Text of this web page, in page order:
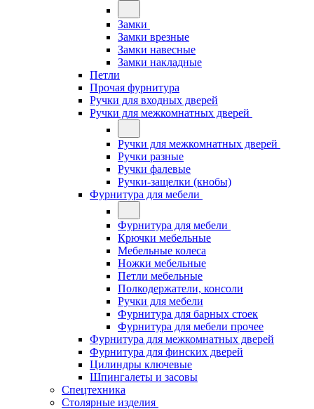
Замки
Замки врезные
Замки навесные
Замки накладные
Петли
Прочая фурнитура
Ручки для входных дверей
Ручки для межкомнатных дверей
Ручки для межкомнатных дверей
Ручки разные
Ручки фалевые
Ручки-защелки (кнобы)
Фурнитура для мебели
Фурнитура для мебели
Крючки мебельные
Мебельные колеса
Ножки мебельные
Петли мебельные
Полкодержатели, консоли
Ручки для мебели
Фурнитура для барных стоек
Фурнитура для мебели прочее
Фурнитура для межкомнатных дверей
Фурнитура для финских дверей
Цилиндры ключевые
Шпингалеты и засовы
Спецтехника
Столярные изделия